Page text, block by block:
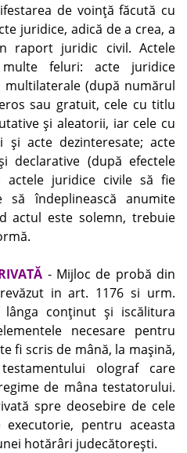
de voinţă făcută cu
juridice, adică de a crea, a
raport juridic civil. Actele
feluri: acte juridice
multilaterale (după numărul
sau gratuit, cele cu titlu
şi aleatorii, iar cele cu
acte dezinteresate; acte
declarative (după efectele
actele juridice civile să fie
să îndeplinească anumite
actul este solemn, trebuie
- Mijloc de probă din
in art. 1176 si urm.
conţinut şi iscălitura
necesare pentru
fi scris de mână, la maşină,
olograf care
de mâna testatorului.
spre deosebire de cele
pentru aceasta
hotărâri judecătoreşti.